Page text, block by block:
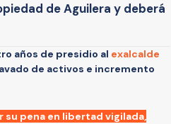
de Aguilera y deberá
años de presidio al exalcalde
de activos e incremento
su pena en libertad vigilada,